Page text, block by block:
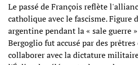
Le passé de François reflète
catholique avec le fascisme. Figure
argentine pendant la « sale guerre
Bergoglio fut accusé par des
collaborer avec la dictature